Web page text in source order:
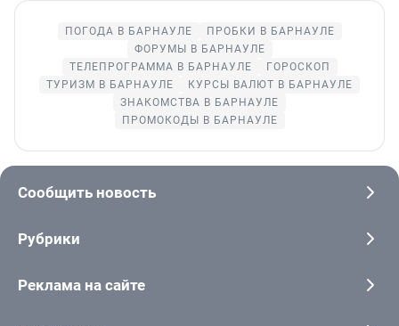
ПОГОДА В БАРНАУЛЕ
ПРОБКИ В БАРНАУЛЕ
ФОРУМЫ В БАРНАУЛЕ
ТЕЛЕПРОГРАММА В БАРНАУЛЕ
ГОРОСКОП
ТУРИЗМ В БАРНАУЛЕ
КУРСЫ ВАЛЮТ В БАРНАУЛЕ
ЗНАКОМСТВА В БАРНАУЛЕ
ПРОМОКОДЫ В БАРНАУЛЕ
Сообщить новость
Рубрики
Реклама на сайте